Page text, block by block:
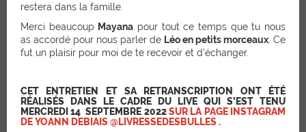
restera dans la famille.
Merci beaucoup Mayana pour tout ce temps que tu nous
as accordé pour nous parler de Léo en petits morceaux . Ce
fut un plaisir pour moi de te recevoir et d’échanger.
CET ENTRETIEN ET SA RETRANSCRIPTION ONT ÉTÉ
RÉALISÉS DANS LE CADRE DU LIVE QUI S’EST TENU
MERCREDI 14 SEPTEMBRE 2022SUR LA PAGE INSTAGRAM
DE YOANN DEBIAIS @LIVRESSEDESBULLES .